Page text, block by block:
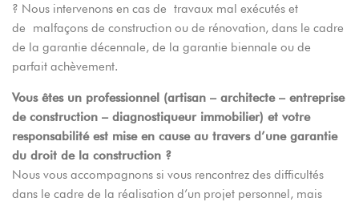
? Nous intervenons en cas de travaux mal exécutés et
de malfaçons de construction ou de rénovation, dans le cadre
de la garantie décennale, de la garantie biennale ou de
parfait achèvement.
Vous êtes un professionnel (artisan – architecte – entreprise
de construction – diagnostiqueur immobilier) et votre
responsabilité est mise en cause au travers d’une garantie
du droit de la construction ?
Nous vous accompagnons si vous rencontrez des difficultés
dans le cadre de la réalisation d’un projet personnel, mais